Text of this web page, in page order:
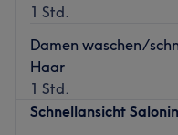
1 Std.
Damen waschen/
Haar
1 Std.
Schnellansicht